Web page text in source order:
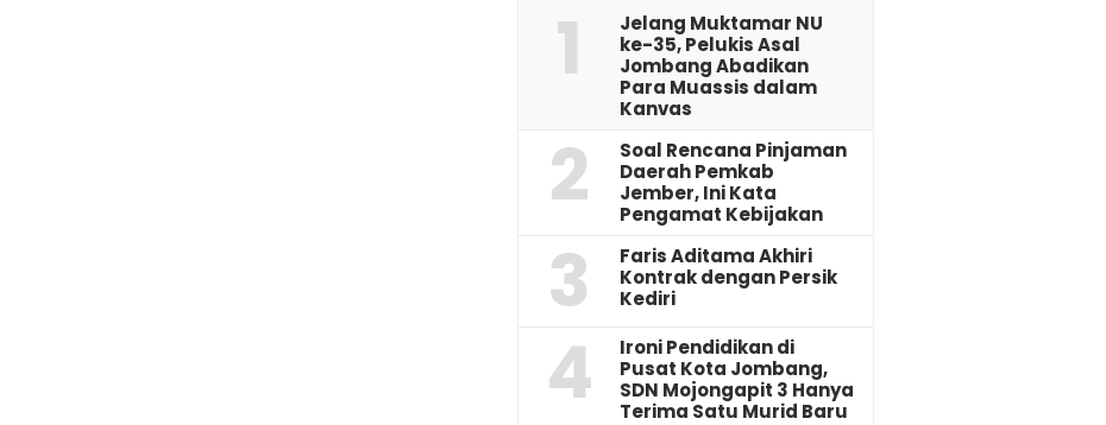
1
Jelang Muktamar NU
ke-35, Pelukis Asal
Jombang Abadikan
Para Muassis dalam
Kanvas
2
‎Soal Rencana Pinjaman
Daerah Pemkab
Jember, Ini Kata
Pengamat Kebijakan ‎
3
Faris Aditama Akhiri
Kontrak dengan Persik
Kediri
4
Ironi Pendidikan di
Pusat Kota Jombang,
SDN Mojongapit 3 Hanya
Terima Satu Murid Baru